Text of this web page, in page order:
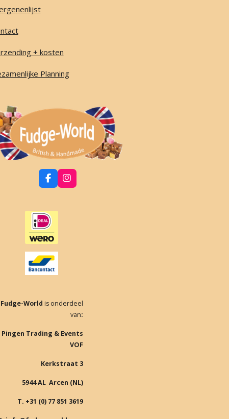
+ kosten
Planning
F
a
b
o
o
k
I
n
Fudge-World is onderdeel
van:
Pingen Trading & Events
VOF
Kerkstraat 3
5944 AL Arcen (NL)
T. +31 (0) 77 851 3619